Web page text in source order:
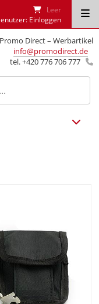
Promo Direct – Werbartikel
info@promodirect.de
tel. +420 776 706 777
Leer
Einloggen